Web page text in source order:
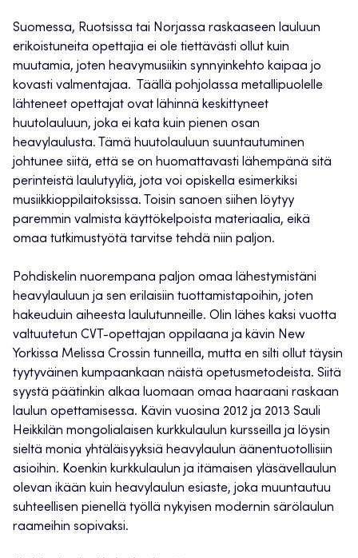
Suomessa, Ruotsissa tai Norjassa raskaaseen lauluun
erikoistuneita opettajia ei ole tiettävästi ollut kuin
muutamia, joten heavymusiikin synnyinkehto kaipaa jo
kovasti valmentajaa. Täällä pohjolassa metallipuolelle
lähteneet opettajat ovat lähinnä keskittyneet
huutolauluun, joka ei kata kuin pienen osan
heavylaulusta. Tämä huutolauluun suuntautuminen
johtunee siitä, että se on huomattavasti lähempänä sitä
perinteistä laulutyyliä, jota voi opiskella esimerkiksi
musiikkioppilaitoksissa. Toisin sanoen siihen löytyy
paremmin valmista käyttökelpoista materiaalia, eikä
omaa tutkimustyötä tarvitse tehdä niin paljon.
Pohdiskelin nuorempana paljon omaa lähestymistäni
heavylauluun ja sen erilaisiin tuottamistapoihin, joten
hakeuduin aiheesta laulutunneille. Olin lähes kaksi vuotta
valtuutetun CVT-opettajan oppilaana ja kävin New
Yorkissa Melissa Crossin tunneilla, mutta en silti ollut täysin
tyytyväinen kumpaankaan näistä opetusmetodeista. Siitä
syystä päätinkin alkaa luomaan omaa haaraani raskaan
laulun opettamisessa. Kävin vuosina 2012 ja 2013 Sauli
Heikkilän mongolialaisen kurkkulaulun kursseilla ja löysin
sieltä monia yhtäläisyyksiä heavylaulun äänentuotollisiin
asioihin. Koenkin kurkkulaulun ja itämaisen yläsävellaulun
olevan ikään kuin heavylaulun esiaste, joka muuntautuu
suhteellisen pienellä työllä nykyisen modernin särölaulun
raameihin sopivaksi.